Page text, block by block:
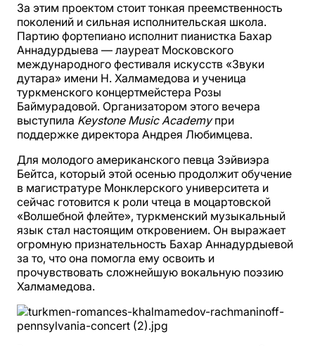
За этим проектом стоит тонкая преемственность
поколений и сильная исполнительская школа.
Партию фортепиано исполнит пианистка Бахар
Аннадурдыева — лауреат Московского
международного фестиваля искусств «Звуки
дутара» имени Н. Халмамедова и ученица
туркменского концертмейстера Розы
Баймурадовой. Организатором этого вечера
выступила Keystone Music Academyпри
поддержке директора Андрея Любимцева.
Для молодого американского певца Зэйвиэра
Бейтса, который этой осенью продолжит обучение
в магистратуре Монклерского университета и
сейчас готовится к роли чтеца в моцартовской
«Волшебной флейте», туркменский музыкальный
язык стал настоящим откровением. Он выражает
огромную признательность Бахар Аннадурдыевой
за то, что она помогла ему освоить и
прочувствовать сложнейшую вокальную поэзию
Халмамедова.